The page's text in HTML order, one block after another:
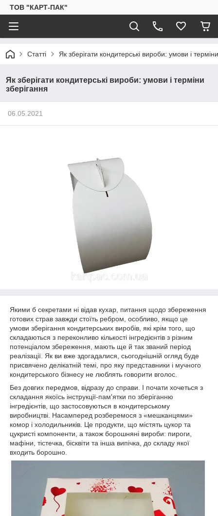
ТОВ "КАРТ-ПАК"
Статті Як зберігати кондитерські вироби: умови і
Як зберігати кондитерські вироби: умови і терміни
зберігання
06.05.2021
Якими б секретами ні відав кухар, питання щодо збереження
готових страв завжди стоїть ребром, особливо, якщо це
умови зберігання кондитерських виробів, які крім того, що
складаються з переконливо кількості інгредієнтів з різним
потенціалом збереження, мають ще й так званий період
реалізації. Як ви вже здогадалися, сьогоднішній огляд буде
присвячено делікатній темі, про яку представники і мучного
кондитерського бізнесу не люблять говорити вголос.
Без довгих передмов, відразу до справи. І почати хочеться з
складання якоїсь інструкції-пам'ятки по зберіганню
інгредієнтів, що застосовуються в кондитерському
виробництві. Насамперед розберемося з «мешканцями»
комор і холодильників. Це продукти, що містять цукор та
цукристі компоненти, а також борошняні вироби: пироги,
мафіни, тістечка, бісквіти та інша випічка, до складу якої
входить борошно.